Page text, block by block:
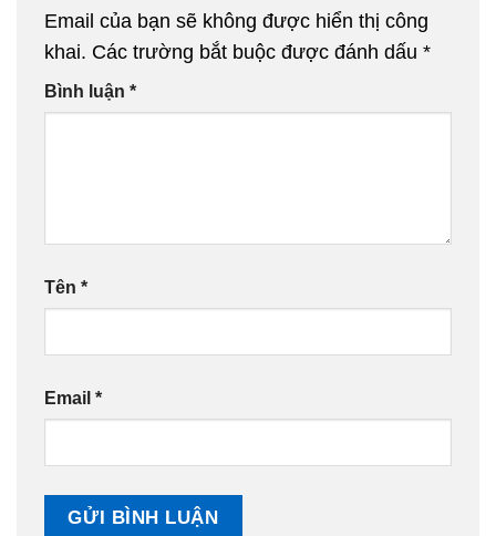
Email của bạn sẽ không được hiển thị công
khai. Các trường bắt buộc được đánh dấu *
Bình luận *
Tên *
Email *